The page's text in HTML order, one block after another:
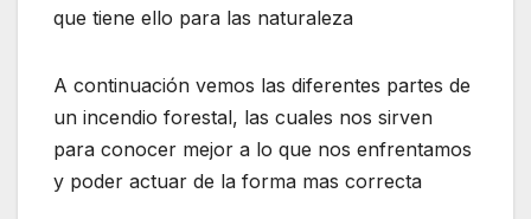
que tiene ello para las naturaleza
A continuación vemos las diferentes partes de
un incendio forestal, las cuales nos sirven
para conocer mejor a lo que nos enfrentamos
y poder actuar de la forma mas correcta